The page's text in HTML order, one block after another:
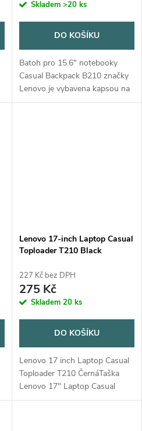
Skladem >20 ks
DO KOŠÍKU
Batoh pro 15.6" notebooky
Casual Backpack B210 značky
Lenovo je vybavena kapsou na
notebooky s úhlopříčkou 15,6
Lenovo 17-inch Laptop Casual
Toploader T210 Black
227 Kč bez DPH
275 Kč
Skladem 20 ks
DO KOŠÍKU
Lenovo 17 inch Laptop Casual
Toploader T210 ČernáTaška
Lenovo 17" Laptop Casual
Toploader T210 je určena pro